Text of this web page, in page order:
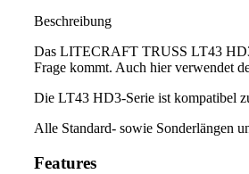
Beschreibung
Das LITECRAFT TRUSS LT43
Frage kommt. Auch hier verwendet
Die LT43 HD3-Serie ist kompatibel
Alle Standard- sowie Sonderlängen
Features